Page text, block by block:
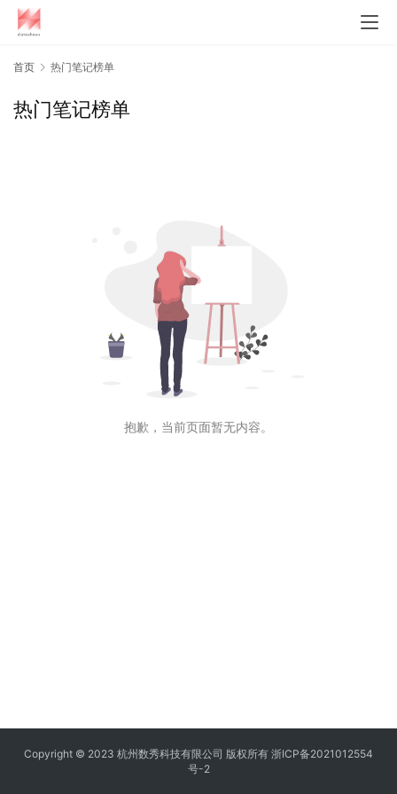
首页 热门笔记榜单
热门笔记榜单
抱歉，当前页面暂无内容。
Copyright © 2023 杭州数秀科技有限公司 版权所有 浙ICP备2021012554
号-2